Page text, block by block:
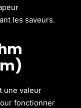
les saveurs.
une valeur
fonctionner